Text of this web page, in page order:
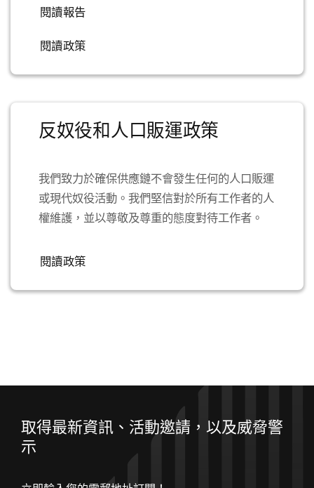
閱讀報告
閱讀政策
反奴役和人口販運政策
我們致力於確保供應鏈不會發生任何的人口販運
或現代奴役活動。我們堅信對於所有工作者的人
權維護，並以尊敬及尊重的態度對待工作者。
閱讀政策
取得最新資訊、活動邀請，以及威脅警
示